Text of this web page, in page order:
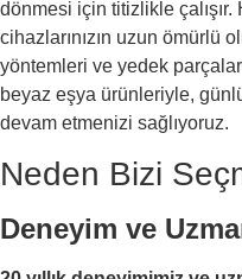
dönmesi için titizlikle
cihazlarınızın uzun ömürlü
yöntemleri ve yedek
beyaz eşya ürünleriyle,
devam etmenizi sağlıyoruz.
Neden Bizi
Deneyim ve